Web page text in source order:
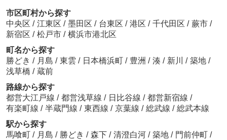
市区町村から探す
中央区 / 江東区 / 墨田区 / 台東区 / 港区 / 千代田区 / 蕨市 /
新宿区 / 松戸市 / 横浜市港北区
町名から探す
勝どき / 月島 / 東雲 / 日本橋浜町 / 豊洲 / 湊 / 新川 / 築地 /
浅草橋 / 蔵前
路線から探す
都営大江戸線 / 都営浅草線 / 日比谷線 / 都営新宿線 /
有楽町線 / 半蔵門線 / 東西線 / 京葉線 / 総武線 / 総武本線
駅から探す
馬喰町 / 月島 / 勝どき / 森下 / 清澄白河 / 築地 / 門前仲町 /